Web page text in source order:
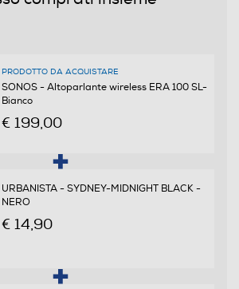
PRODOTTO DA ACQUISTARE
SONOS - Altoparlante wireless ERA 100 SL-
Bianco
€ 199,00
URBANISTA - SYDNEY-MIDNIGHT BLACK -
NERO
€ 14,90
POLYPOOL - PP0535XL-Bianco